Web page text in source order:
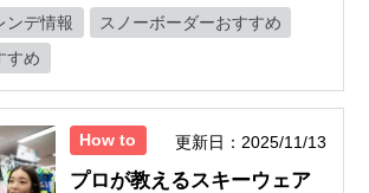
ンデ情報
スノーボーダーおすすめ
すめ
How to 更新日：2025/11/13
プロが教えるスキーウェア